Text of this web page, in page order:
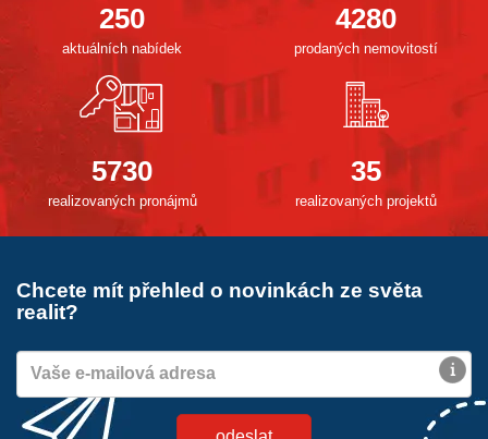
250
aktuálních nabídek
4280
prodaných nemovitostí
5730
realizovaných pronájmů
35
realizovaných projektů
Chcete mít přehled o novinkách ze světa
realit?